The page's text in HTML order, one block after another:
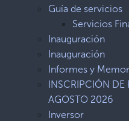
Guía de servicios
Servicios
Inauguración
Inauguración
Informes y
INSCRIPCIÓN DE
AGOSTO 2026
Inversor